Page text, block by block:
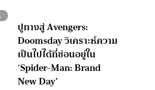
ปูทางสู่ Avengers:
Doomsday วิเคราะห์ความ
เป็นไปได้ที่ซ่อนอยู่ใน
‘Spider-Man: Brand
New Day’